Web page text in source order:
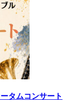
タムコンサート